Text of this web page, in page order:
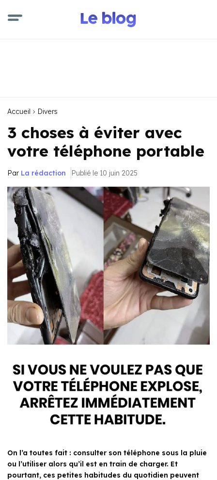
Accueil Divers
3 choses à éviter avec
votre téléphone portable
Par La rédaction Publié le 10 juin 2025
On l’a toutes fait : consulter son téléphone sous la pluie
ou l’utiliser alors qu’il est en train de charger. Et
pourtant, ces petites habitudes du quotidien peuvent